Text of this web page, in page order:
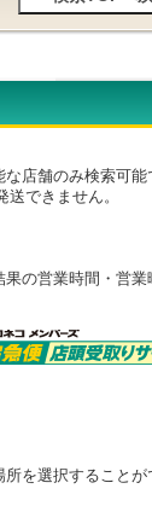
店舗のみ検索可能
できません。
の営業時間・営業
を選択することが